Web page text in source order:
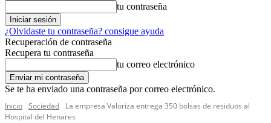
tu contraseña
¿Olvidaste tu contraseña? consigue ayuda
Recuperación de contraseña
Recupera tu contraseña
tu correo electrónico
Se te ha enviado una contraseña por correo electrónico.
Inicio Sociedad
La empresa Valoriza entrega 350 bolsas de residuos al
Hospital del Henares